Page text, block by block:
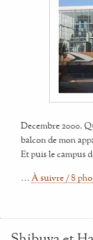
Decembre 2000.
balcon de mon
Et puis le campus
… À suivre / 8